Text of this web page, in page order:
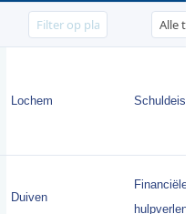
Lochem Schuldeiser
Duiven
Financiële